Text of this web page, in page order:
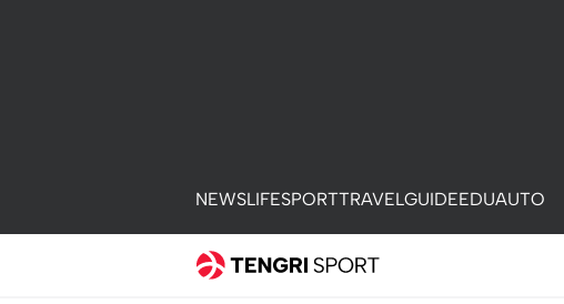
NEWSLIFESPORTTRAVELGUIDEEDUAUTO